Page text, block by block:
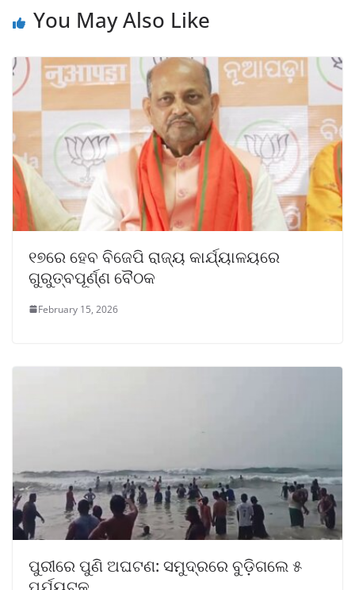
You May Also Like
୧୭ରେ ହେବ ବିଜେପି ରାଜ୍ୟ କାର୍ଯ୍ୟାଳୟରେ
ଗୁରୁତ୍ବପୂର୍ଣ୍ଣ ବୈଠକ
February 15, 2026
ପୁରୀରେ ପୁଣି ଅଘଟଣ: ସମୁଦ୍ରରେ ବୁଡ଼ିଗଲେ ୫